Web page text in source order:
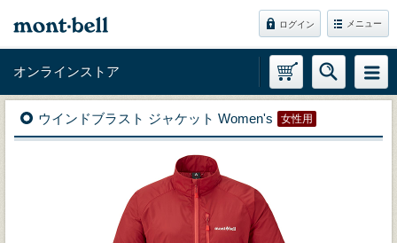
ログイン メニュー
オンラインストア
ウインドブラスト ジャケット Women's 女性用